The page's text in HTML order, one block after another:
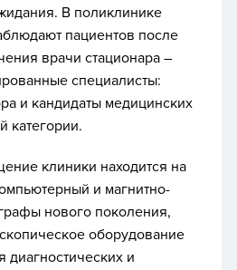
В поликлинике
пациентов после
врачи стационара –
специалисты:
и кандидаты медицинских
категории.
клиники находится на
и магнитно-
нового поколения,
оборудование
диагностических и